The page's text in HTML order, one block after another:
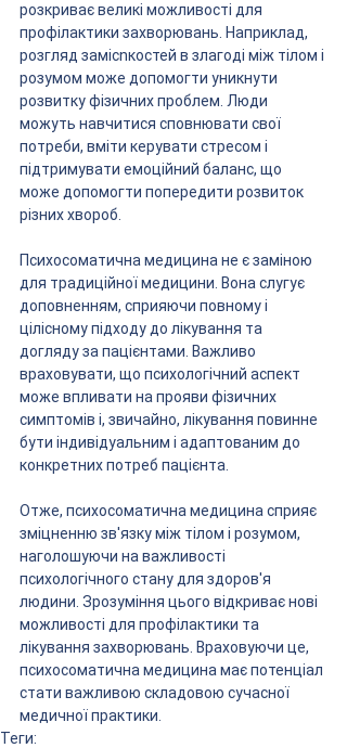
розкриває великі можливості для
профілактики захворювань. Наприклад,
розгляд замісnкостей в злагоді між тілом і
розумом може допомогти уникнути
розвитку фізичних проблем. Люди
можуть навчитися сповнювати свої
потреби, вміти керувати стресом і
підтримувати емоційний баланс, що
може допомогти попередити розвиток
різних хвороб.
Психосоматична медицина не є заміною
для традиційної медицини. Вона слугує
доповненням, сприяючи повному і
цілісному підходу до лікування та
догляду за пацієнтами. Важливо
враховувати, що психологічний аспект
може впливати на прояви фізичних
симптомів і, звичайно, лікування повинне
бути індивідуальним і адаптованим до
конкретних потреб пацієнта.
Отже, психосоматична медицина сприяє
зміцненню зв'язку між тілом і розумом,
наголошуючи на важливості
психологічного стану для здоров'я
людини. Зрозуміння цього відкриває нові
можливості для профілактики та
лікування захворювань. Враховуючи це,
психосоматична медицина має потенціал
стати важливою складовою сучасної
медичної практики.
Теги: